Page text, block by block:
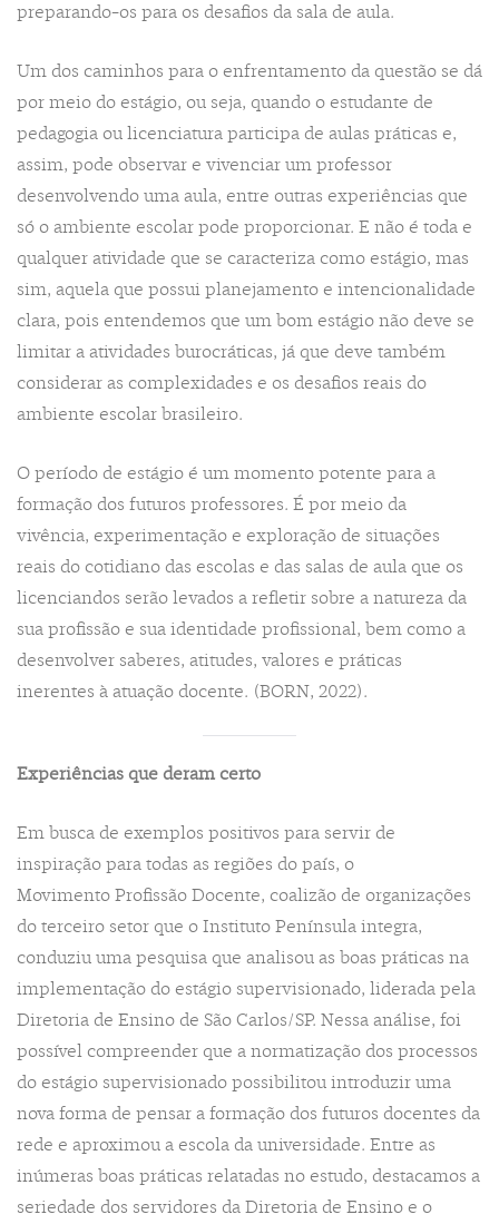
preparando-os para os desafios da sala de aula.
Um dos caminhos para o enfrentamento da questão se dá
por meio do estágio, ou seja, quando o estudante de
pedagogia ou licenciatura participa de aulas práticas e,
assim, pode observar e vivenciar um professor
desenvolvendo uma aula, entre outras experiências que
só o ambiente escolar pode proporcionar. E não é toda e
qualquer atividade que se caracteriza como estágio, mas
sim, aquela que possui planejamento e intencionalidade
clara, pois entendemos que um bom estágio não deve se
limitar a atividades burocráticas, já que deve também
considerar as complexidades e os desafios reais do
ambiente escolar brasileiro.
O período de estágio é um momento potente para a
formação dos futuros professores. É por meio da
vivência, experimentação e exploração de situações
reais do cotidiano das escolas e das salas de aula que os
licenciandos serão levados a refletir sobre a natureza da
sua profissão e sua identidade profissional, bem como a
desenvolver saberes, atitudes, valores e práticas
inerentes à atuação docente. (BORN, 2022).
Experiências que deram certo
Em busca de exemplos positivos para servir de
inspiração para todas as regiões do país, o
Movimento Profissão Docente, coalizão de organizações
do terceiro setor que o Instituto Península integra,
conduziu uma pesquisa que analisou as boas práticas na
implementação do estágio supervisionado, liderada pela
Diretoria de Ensino de São Carlos/SP. Nessa análise, foi
possível compreender que a normatização dos processos
do estágio supervisionado possibilitou introduzir uma
nova forma de pensar a formação dos futuros docentes da
rede e aproximou a escola da universidade. Entre as
inúmeras boas práticas relatadas no estudo, destacamos a
seriedade dos servidores da Diretoria de Ensino e o